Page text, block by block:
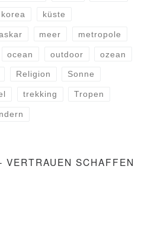
korea küste
meer metropole
ocean outdoor ozean
Religion Sonne
trekking Tropen
VERTRAUEN SCHAFFEN